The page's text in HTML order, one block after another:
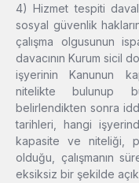
4) Hizmet tespiti
sosyal güvenlik
çalışma olgusunun
davacının Kurum sicil
işyerinin Kanunun
nitelikte bulunup
belirlendikten sonra
tarihleri, hangi
kapasite ve niteliği,
olduğu, çalışmanın
eksiksiz bir şekilde